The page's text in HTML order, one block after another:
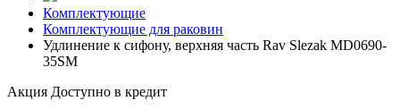
Комплектующие
Комплектующие для раковин
Удлинение к сифону, верхняя часть Rav Slezak MD0690-
35SM
Акция Доступно в кредит